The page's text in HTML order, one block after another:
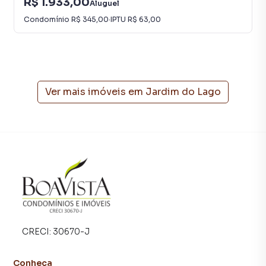
Bragança Paulista? Entre em contato com nossa equipe
pelo telefone (11) 94337-2988.
empreendimentos em construção ou lançamentos na
planta em Jardim do Lago e em outras regiões de
Bragança Paulista. Aqui você encontra milhares de ofertas
para encontrar o imóvel que mais combina com seu estilo
segurança e tranquilidade. Na Boa Vista Imóveis você
Aluguel
Condomínio R$ 345,00·IPTU R$ 63,00
Ver mais imóveis em Jardim do Lago
CRECI: 30670-J
Conheça